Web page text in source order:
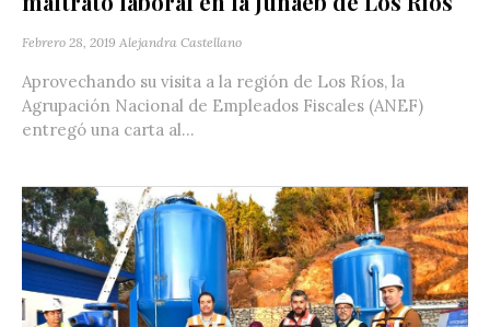
Febrero 28, 2019 Alejandra Castellano
Aprovechando su visita a la región de Los Ríos, la
Agrupación Nacional de Empleados Fiscales (ANEF)
entregó una carta al...